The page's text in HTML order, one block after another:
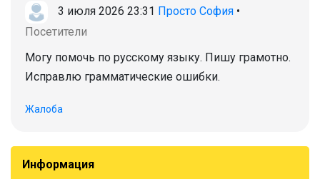
3 июля 2026 23:31 Просто София •
Посетители
Могу помочь по русскому языку. Пишу грамотно.
Исправлю грамматические ошибки.
Жалоба
Информация